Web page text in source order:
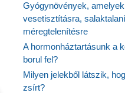
Gyógynövények,
vesetisztításra,
méregtelenítésre
A hormonháztartásunk a
borul fel?
Milyen jelekből látszik,
zsírt?